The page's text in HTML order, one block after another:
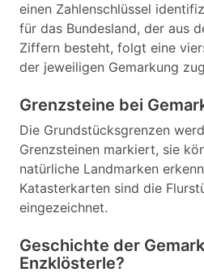
einen Zahlenschlüssel
für das Bundesland, der aus
Ziffern besteht, folgt eine
der jeweiligen Gemarkung
Grenzsteine bei
Die Grundstücksgrenzen
Grenzsteinen markiert, sie
natürliche Landmarken
Katasterkarten sind die
eingezeichnet.
Geschichte der
Enzklösterle?